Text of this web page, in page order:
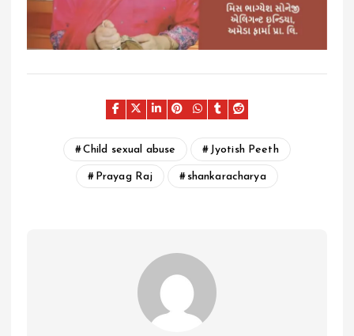
Child sexual abuse Jyotish Peeth
Prayag Raj shankaracharya